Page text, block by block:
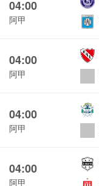
04:00
阿甲
04:00
阿甲
04:00
阿甲
04:00
阿甲